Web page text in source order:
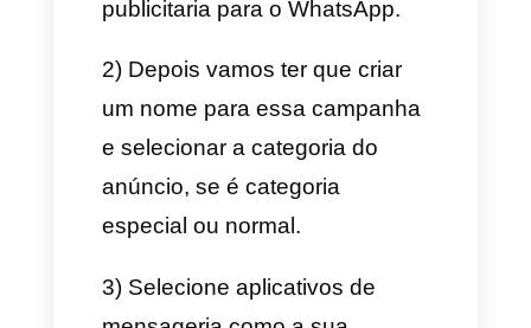
anunciar
na aba configuração
do seu aplicativo WhatsApp
Business.
2) Selecione uma foto da sua
ou estado para anunciar. Tenha